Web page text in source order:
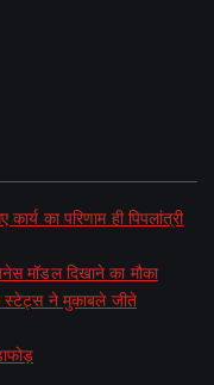
का परिणाम ही पिपलांत्री
मॉडल दिखाने का मौका
स्टेट्स ने मुकाबले जीते